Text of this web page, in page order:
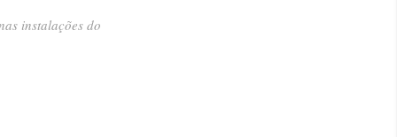
instalações do